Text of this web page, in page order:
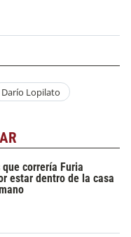
Darío Lopilato
correría Furia
estar dentro de la casa